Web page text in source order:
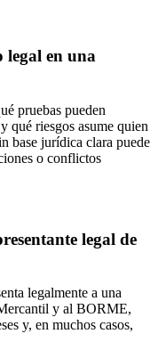
legal en una
pruebas pueden
qué riesgos asume quien
base jurídica clara puede
o conflictos
legal de
legalmente a una
y al BORME,
y, en muchos casos,